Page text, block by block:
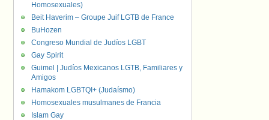
Homosexuales)
Beit Haverim – Groupe Juif LGTB de France
BuHozen
Congreso Mundial de Judíos LGBT
Gay Spirit
Guimel | Judíos Mexicanos LGTB, Familiares y
Amigos
Hamakom LGBTQI+ (Judaísmo)
Homosexuales musulmanes de Francia
Islam Gay